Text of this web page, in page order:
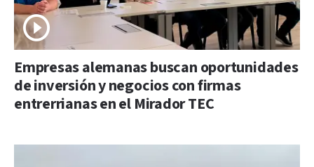
Empresas alemanas buscan oportunidades
de inversión y negocios con firmas
entrerrianas en el Mirador TEC